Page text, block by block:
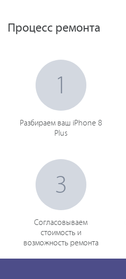
Процесс ремонта
1
Разбираем ваш iPhone 8
Plus
3
Согласовываем
стоимость и
возможность ремонта